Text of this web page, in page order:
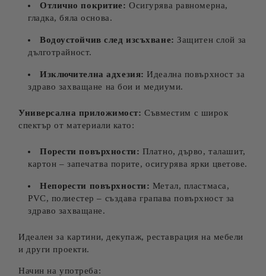
Отлично покритие: Осигурява равномерна,
гладка, бяла основа.
Водоустойчив след изсъхване: Защитен слой за
дълготрайност.
Изключителна адхезия: Идеална повърхност за
здраво захващане на бои и медиуми.
Универсална приложимост: Съвместим с широк
спектър от материали като:
Порести повърхности: Платно, дърво, талашит,
картон – запечатва порите, осигурява ярки цветове.
Непорести повърхности: Метал, пластмаса,
PVC, полиестер – създава грапава повърхност за
здраво захващане.
Идеален за картини, декупаж, реставрация на мебели
и други проекти.
Начин на употреба: